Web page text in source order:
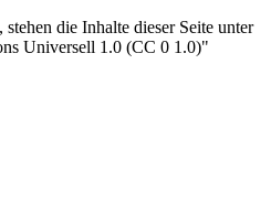
, stehen die Inhalte dieser Seite unter